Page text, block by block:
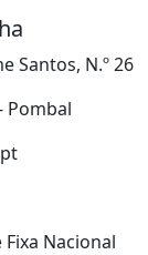
Santos, N.º 26
Pombal
Nacional